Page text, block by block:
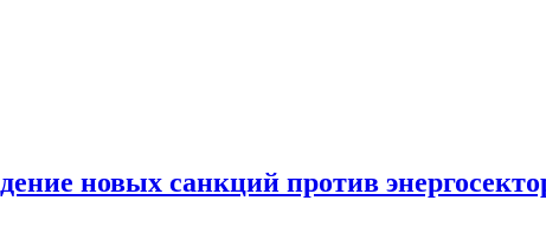
новых санкций против